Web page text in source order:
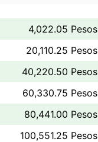
4,022.05 Pesos
20,110.25 Pesos
40,220.50 Pesos
60,330.75 Pesos
80,441.00 Pesos
100,551.25 Pesos